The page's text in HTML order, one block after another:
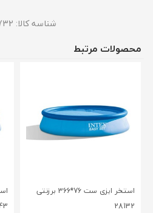
شناسه کالا:
محصولات مرتبط
استخر ایزی ست 76*366 برزنتی
28132